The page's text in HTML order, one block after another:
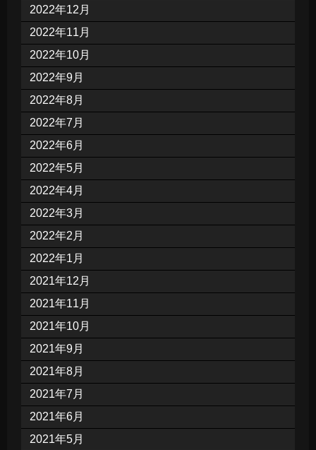
2022年12月
2022年11月
2022年10月
2022年9月
2022年8月
2022年7月
2022年6月
2022年5月
2022年4月
2022年3月
2022年2月
2022年1月
2021年12月
2021年11月
2021年10月
2021年9月
2021年8月
2021年7月
2021年6月
2021年5月